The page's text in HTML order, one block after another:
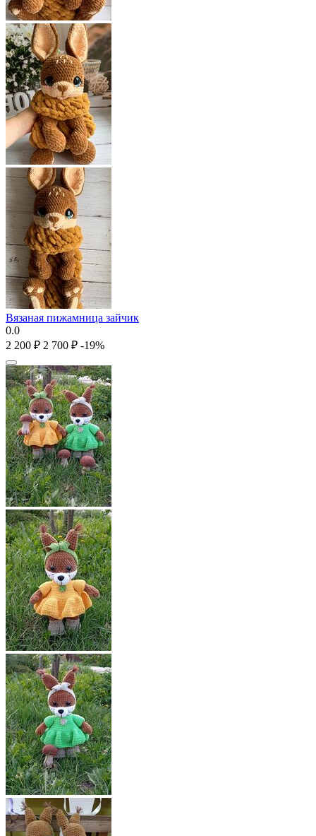
Вязаная пижамница зайчик
0.0
2 200 ₽ 2 700 ₽ -19%